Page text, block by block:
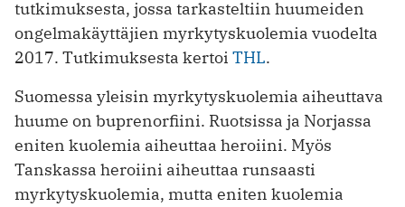
tutkimuksesta, jossa tarkasteltiin huumeiden
ongelmakäyttäjien myrkytyskuolemia vuodelta
2017. Tutkimuksesta kertoi THL.
Suomessa yleisin myrkytyskuolemia aiheuttava
huume on buprenorfiini. Ruotsissa ja Norjassa
eniten kuolemia aiheuttaa heroiini. Myös
Tanskassa heroiini aiheuttaa runsaasti
myrkytyskuolemia, mutta eniten kuolemia